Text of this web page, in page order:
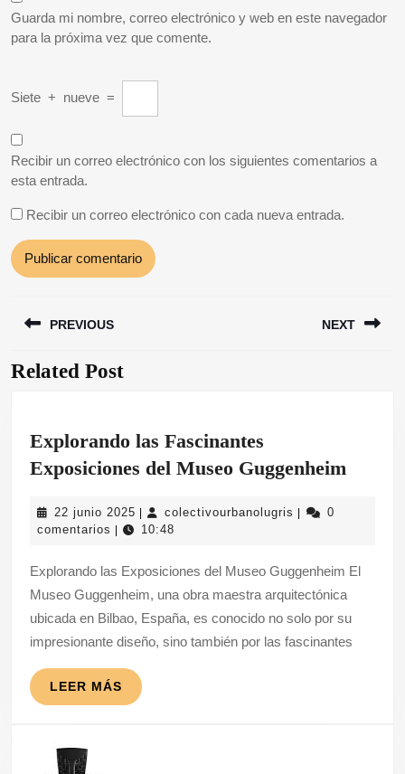
Guarda mi nombre, correo electrónico y web en este navegador
para la próxima vez que comente.
Siete + nueve =
Recibir un correo electrónico con los siguientes comentarios a
esta entrada.
Recibir un correo electrónico con cada nueva entrada.
de
entradas
PREVIOUS
Entrada
NEXT
Related Post
Explorando las Fascinantes
Exposiciones del Museo Guggenheim
del
Museo
22 junio 2025 22
junio
| colectivourbanolugris |
0
comentarios | 10:48
Explorando las Exposiciones del Museo Guggenheim El
Museo Guggenheim, una obra maestra arquitectónica
ubicada en Bilbao, España, es conocido no solo por su
impresionante diseño, sino también por las fascinantes
LEER MÁS LEER
MÁS